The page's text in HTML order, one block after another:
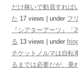
だけ稼いで動員すれば
た 17 views under フ
『シアターアーツ』
る 13 views under
チケットノルマは自転
るまでは必要だが、乗